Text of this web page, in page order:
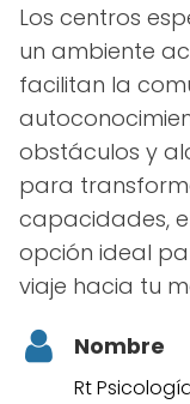
Los centros
un ambiente
facilitan la
obstáculos y
para
capacidades,
opción ideal
viaje hacia tu
Nombre
Rt